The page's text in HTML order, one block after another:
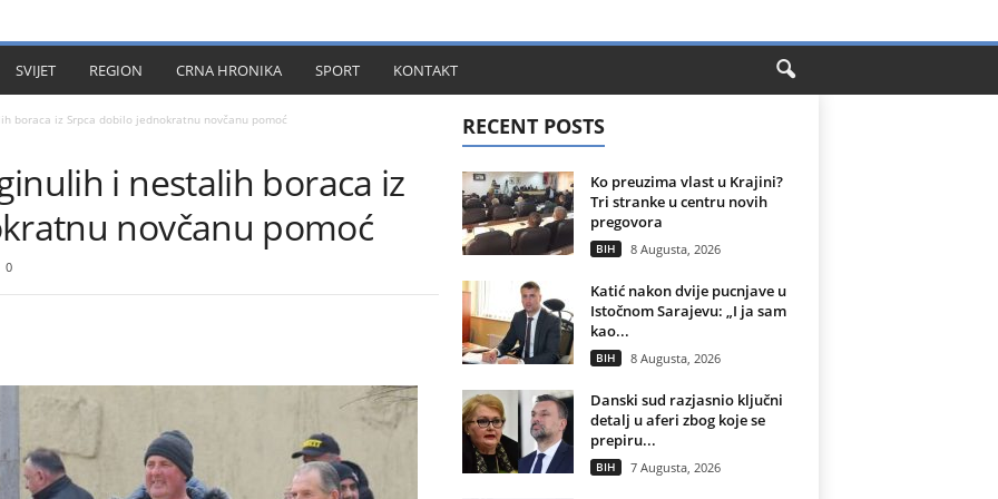
SVIJET REGION CRNA HRONIKA SPORT KONTAKT
boraca iz Srpca dobilo jednokratnu novčanu pomoć
i nestalih boraca iz
novčanu pomoć
0
RECENT POSTS
Ko preuzima vlast u Krajini?
Tri stranke u centru novih
pregovora
BIH 8 Augusta, 2026
Katić nakon dvije pucnjave u
Istočnom Sarajevu: „I ja sam
kao...
BIH 8 Augusta, 2026
Danski sud razjasnio ključni
detalj u aferi zbog koje se
prepiru...
BIH 7 Augusta, 2026